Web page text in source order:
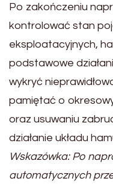
Po zakończeniu
kontrolować stan
eksploatacyjnych,
podstawowe
wykryć
pamiętać o
oraz usuwaniu
działanie układu
Wskazówka: Po
automatycznych